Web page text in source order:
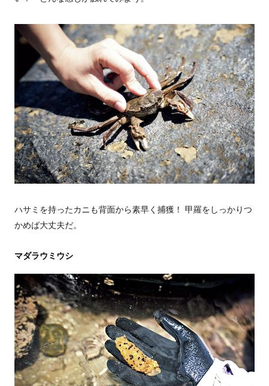
ハサミを持ったカニも背面から素早く捕獲！ 甲羅をしっかりつ
かめば大丈夫だ。
マダラウミウシ